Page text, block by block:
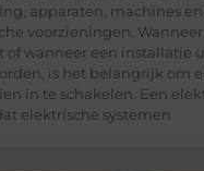
apparaten, machines
voorzieningen.
of wanneer een installatie
is het belangrijk om
in te schakelen. Een
elektrische systemen